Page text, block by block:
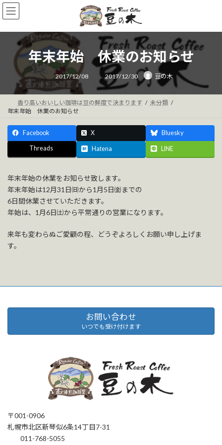
コ
ン
ン
プ
ナ
ビ
ー
動
年末年始 休業のお知らせ
2017/12/08
最
終
更
新
日
時
:
2017/12/30 豆の木
香り高いおいしい珈琲は豆の鮮度で決まります
未分類
年末年始 休業のお知らせ
Facebook X Bluesky
Threads Hatena LINE
年末年始の休業をお知らせ致します。
年末年始は12月31日㈰から1月5日㈮までの
6日間休業させていただきます。
年始は、1月6日㈯から平常通りの営業になります。
来年も変わらぬご愛顧の程、どうぞよろしくお願い申し上げま
す。
お問い合わせ
いつでも受け付けます
〒001-0906
札幌市北区新琴似6条14丁目7-31
011-768-5055